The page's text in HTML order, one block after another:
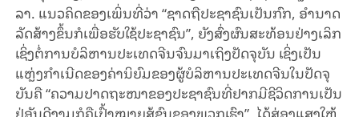
ລາ. ແນວ​ຄິດຂອງ​ເພິ່ນ​ທີ່​ວ່າ “ຊາດ​ຖື​ປະ​ຊາ​ຊົນ​ເປັນ​ກົກ, ອຳ​ນາດ​
ລັດ​ສ້າງ​ຂຶ້ນ​ກໍ​ເພື່ອ​ຮັບ​ໃຊ້​ປະ​ຊາ​ຊົນ”, ຍັງ​ສົ່ງ​ຜົນ​ສະ​ທ້ອນ​ຢ່າງ​ເລິກ​
ເຊິ່ງ​ຕໍ່​ການ​ບໍ​ລິ​ຫານ​ປະ​ເທດ​ຈີນ​ຈົນ​ມາ​ເຖິງ​ປັດ​ຈຸ​ບັນ ເຊິ່ງເປັນ​
ແຫຼ່ງ​ກຳ​ເນີດ​ຂອງ​ຄ່າ​ນິ​ຍົມ​ຂອງ​ຜູ້​ບໍ​ລິ​ຫານ​ປະ​ເທດ​ຈີນ​ໃນ​ປັດ​ຈຸ​
ບັນ​ຄື “ຄວາມ​ປາດ​ຖະ​ໜາ​ຂອງ​ປະ​ຊາ​ຊົນ​ທີ່​ຢາກ​ມີ​ຊີ​ວິດ​ການ​ເປັນ​